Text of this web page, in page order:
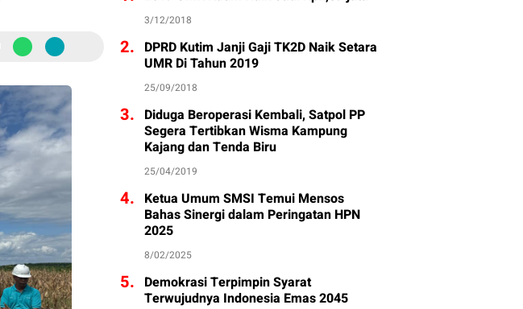
3/12/2018
2. DPRD Kutim Janji Gaji TK2D Naik Setara
UMR Di Tahun 2019
25/09/2018
3. Diduga Beroperasi Kembali, Satpol PP
Segera Tertibkan Wisma Kampung
Kajang dan Tenda Biru
25/04/2019
4. Ketua Umum SMSI Temui Mensos
Bahas Sinergi dalam Peringatan HPN
2025
8/02/2025
5. Demokrasi Terpimpin Syarat
Terwujudnya Indonesia Emas 2045